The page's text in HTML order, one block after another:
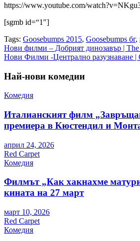
https://www.youtube.com/
[sgmb id=“1″]
Tags: Goosebumps 2015, Goosebumps бг,
Навигация
Нови филми – Добрият динозавър |
Нови Филми -Централно разузнаване |
Най-нови комедии
Комедия
Италианският филм
премиера в Кюстендил и
април 24, 2026
Red Carpet
Комедия
Филмът „Как хакнахме
кината на 27 март
март 10, 2026
Red Carpet
Комедия